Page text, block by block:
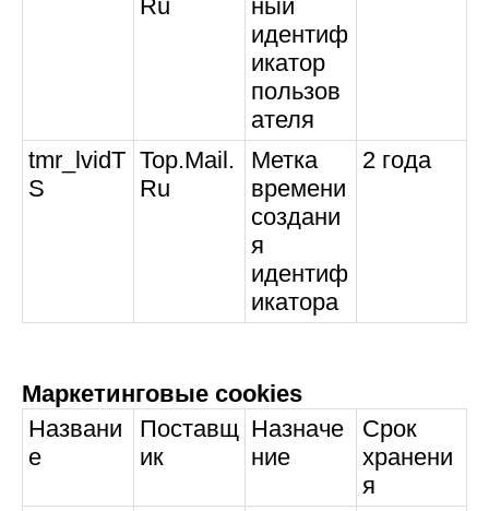
Ru
ный
идентиф
икатор
пользов
ателя
tmr_lvidT
S
Top.Mail.
Ru
Метка
времени
создани
я
идентиф
икатора
2 года
Маркетинговые cookies
Названи
е
Поставщ
ик
Назначе
ние
Срок
хранени
я